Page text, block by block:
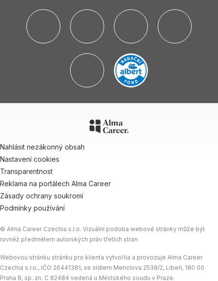
Nahlásit nezákonný obsah
Nastavení cookies
Transparentnost
Reklama na portálech Alma Career
Zásady ochrany soukromí
Podmínky používání
© Alma Career Czechia s.r.o. Vizuální podoba webové stránky může být
rovněž předmětem autorských práv třetích stran
Webovou stránku stránku pro klienta vytvořila a provozuje Alma Career
Czechia s.r.o., IČO 26441381, se sídlem Menclova 2538/2, Libeň, 180 00
Praha 8, sp. zn. C 82484 vedená u Městského soudu v Praze.